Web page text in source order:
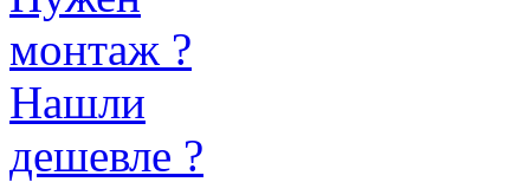
монтаж ?
Нашли
дешевле ?